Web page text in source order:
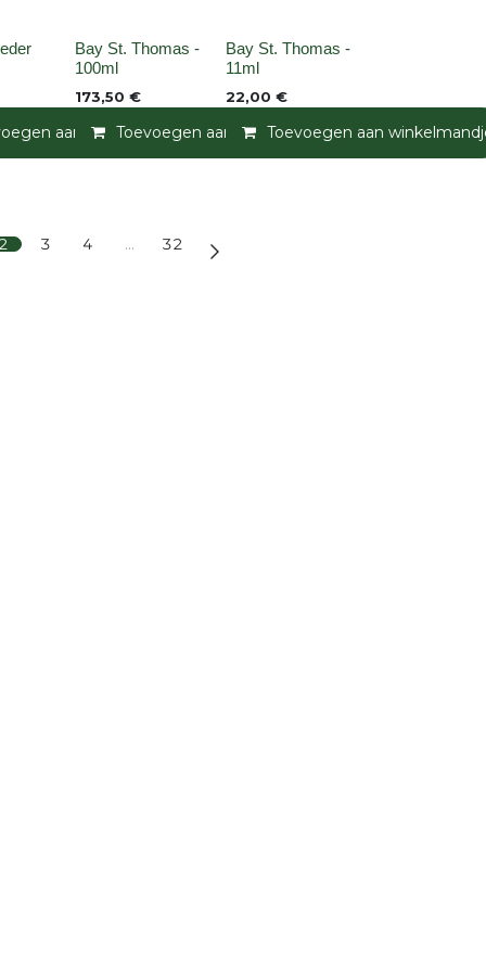
Toevoegen aan verlanglijst
aan winkelmandje Toevoegen aan verlanglijst
None
Bay St. Thomas -
100ml
173,50 €
Toevoegen aan winkelmandje
None
Bay St. Thomas -
11ml
22,00 €
Toevoegen aan
2 3 4 … 32